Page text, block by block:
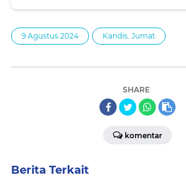
9 Agustus 2024 Kandis. Jumat
SHARE
komentar
Berita Terkait